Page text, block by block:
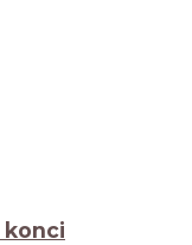
konci